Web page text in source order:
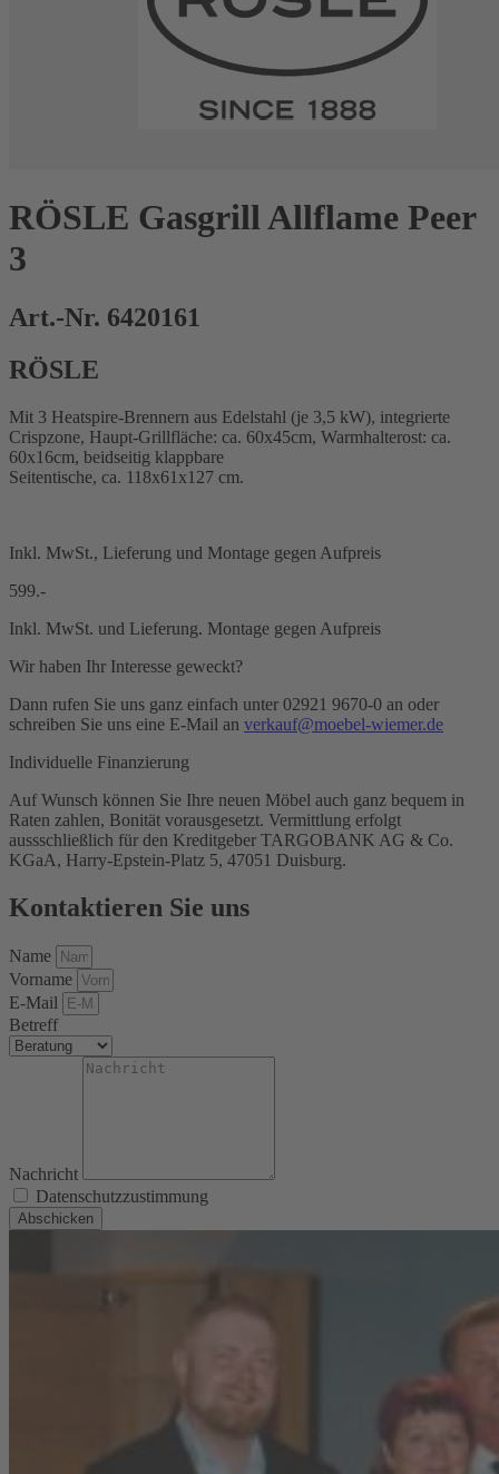
RÖSLE Gasgrill Allflame Peer
3
Art.-Nr. 6420161
RÖSLE
Mit 3 Heatspire-Brennern aus Edelstahl (je 3,5 kW), integrierte
Crispzone, Haupt-Grillfläche: ca. 60x45cm, Warmhalterost: ca.
60x16cm, beidseitig klappbare
Seitentische, ca. 118x61x127 cm.
Inkl. MwSt., Lieferung und Montage gegen Aufpreis
599.-
Inkl. MwSt. und Lieferung. Montage gegen Aufpreis
Wir haben Ihr Interesse geweckt?
Dann rufen Sie uns ganz einfach unter 02921 9670-0 an oder
schreiben Sie uns eine E-Mail an verkauf@moebel-wiemer.de
Individuelle Finanzierung
Auf Wunsch können Sie Ihre neuen Möbel auch ganz bequem in
Raten zahlen, Bonität vorausgesetzt. Vermittlung erfolgt
aussschließlich für den Kreditgeber TARGOBANK AG & Co.
KGaA, Harry-Epstein-Platz 5, 47051 Duisburg.
Kontaktieren Sie uns
Name
Vorname
E-Mail
Betreff
Nachricht
Datenschutzzustimmung
Abschicken